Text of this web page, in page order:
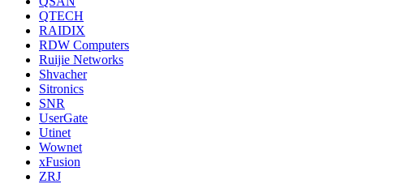
QTECH
RAIDIX
RDW Computers
Ruijie Networks
Shvacher
Sitronics
SNR
UserGate
Utinet
Wownet
xFusion
ZRJ